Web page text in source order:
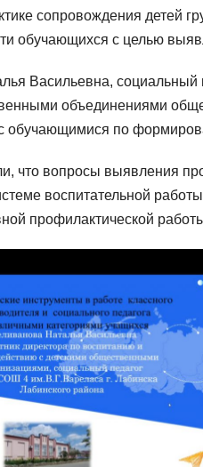
сопровождения детей
обучающихся с целью
Васильевна, социальный
объединениями
обучающимися по
что вопросы выявления
воспитательной
профилактической